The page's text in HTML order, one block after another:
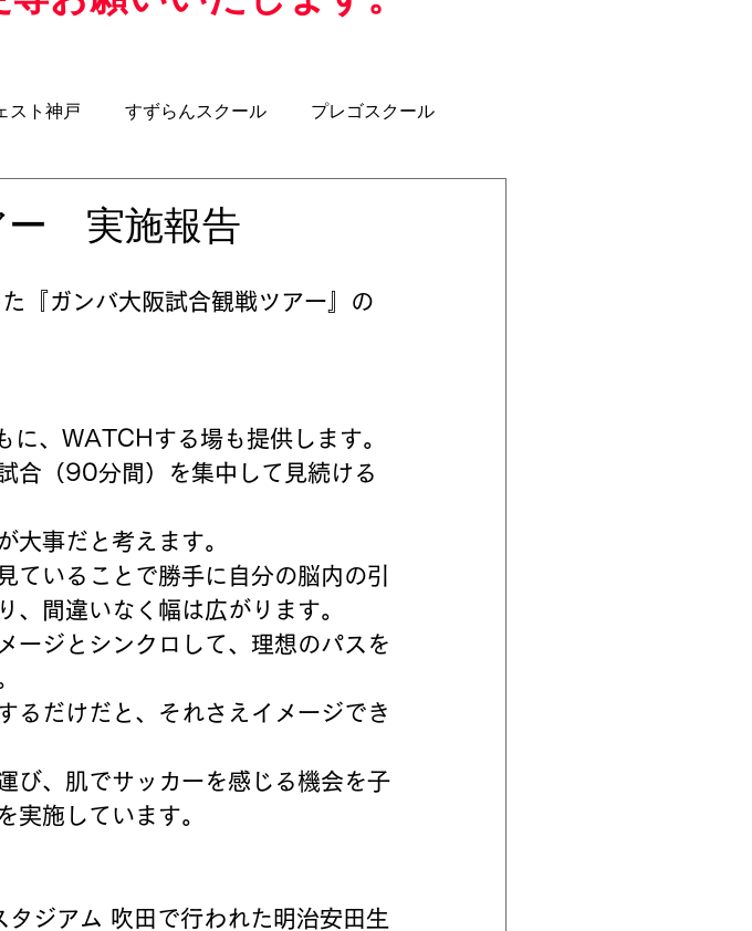
スト神戸 すずらんスクール プレゴスクール
ROOM（昌子力コラム） クラブコーチ
ー 実施報告
『ガンバ大阪試合観戦ツアー』の
、WATCHする場も提供します。
合（90分間）を集中して見続ける
大事だと考えます。
ていることで勝手に自分の脳内の引
、間違いなく幅は広がります。
ージとシンクロして、理想のパスを
るだけだと、それさえイメージでき
び、肌でサッカーを感じる機会を子
実施しています。
ジアム 吹田で行われた明治安田生